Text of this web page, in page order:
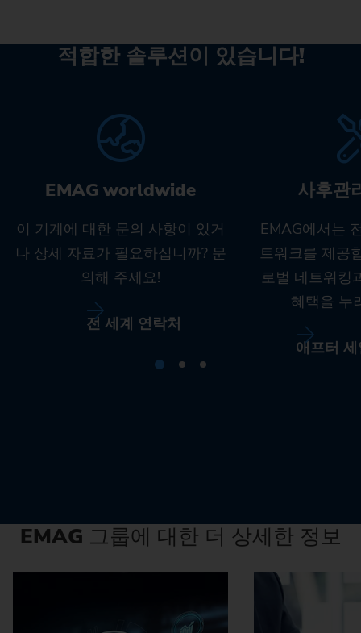
적합한 솔루션이 있습니다!
EMAG worldwide
이 기계에 대한 문의 사항이 있거
나 상세 자료가 필요하십니까? 문
의해 주세요!
전 세계 연락처
사후관
EMAG에서는
트워크를 제공
로벌 네트워킹
혜택을 누
애프터
EMAG 그룹에 대한 더 상세한 정보